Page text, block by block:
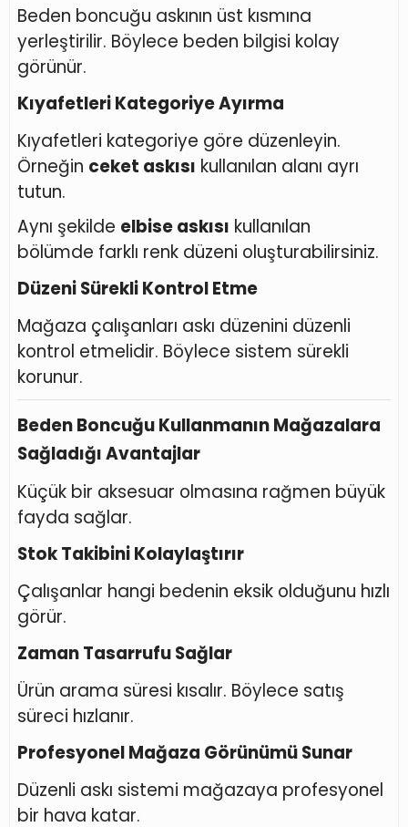
Beden boncuğu askının üst kısmına
yerleştirilir. Böylece beden bilgisi kolay
görünür.
Kıyafetleri Kategoriye Ayırma
Kıyafetleri kategoriye göre düzenleyin.
Örneğin ceket askısı kullanılan alanı ayrı
tutun.
Aynı şekilde elbise askısı kullanılan
bölümde farklı renk düzeni oluşturabilirsiniz.
Düzeni Sürekli Kontrol Etme
Mağaza çalışanları askı düzenini düzenli
kontrol etmelidir. Böylece sistem sürekli
korunur.
Beden Boncuğu Kullanmanın Mağazalara
Sağladığı Avantajlar
Küçük bir aksesuar olmasına rağmen büyük
fayda sağlar.
Stok Takibini Kolaylaştırır
Çalışanlar hangi bedenin eksik olduğunu hızlı
görür.
Zaman Tasarrufu Sağlar
Ürün arama süresi kısalır. Böylece satış
süreci hızlanır.
Profesyonel Mağaza Görünümü Sunar
Düzenli askı sistemi mağazaya profesyonel
bir hava katar.